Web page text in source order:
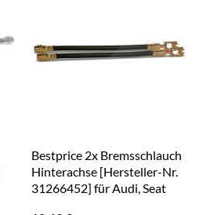
Bestprice 2x Bremsschlauch
Hinterachse [Hersteller-Nr.
31266452] für Audi, Seat